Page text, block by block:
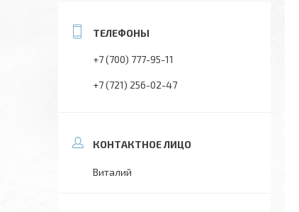
+7 (700) 777-95-11
+7 (721) 256-02-47
Виталий